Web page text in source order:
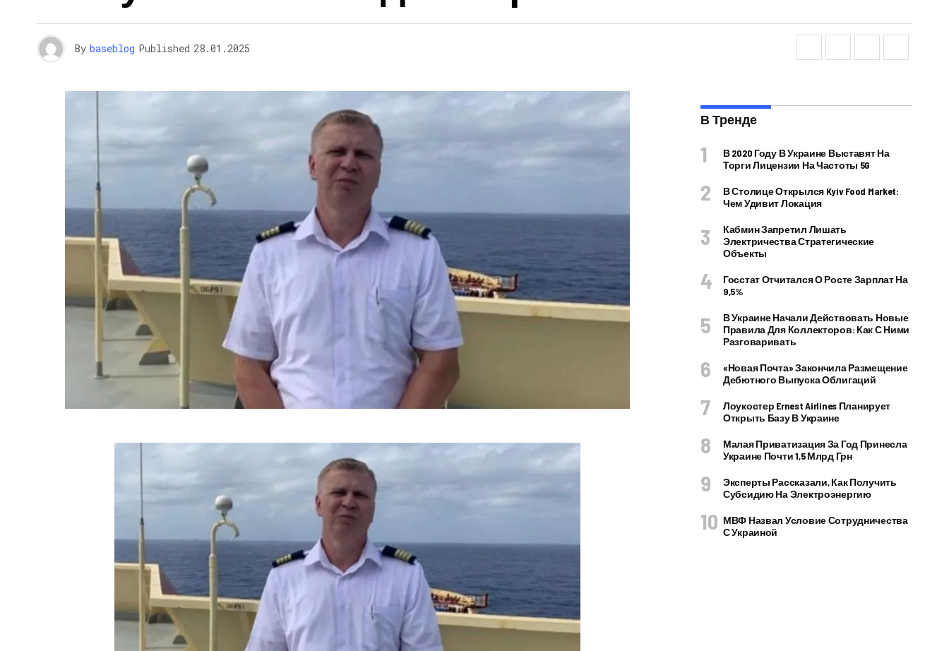
By baseblog Published 28.01.2025
В Тренде
В 2020 Году В Украине Выставят На
Торги Лицензии На Частоты 5G
В Столице Открылся Kyiv Food Market:
Чем Удивит Локация
Кабмин Запретил Лишать
Электричества Стратегические
Объекты
Госстат Отчитался О Росте Зарплат На
9,5%
В Украине Начали Действовать Новые
Правила Для Коллекторов: Как С Ними
Разговаривать
«Новая Почта» Закончила Размещение
Дебютного Выпуска Облигаций
Лоукостер Ernest Airlines Планирует
Открыть Базу В Украине
Малая Приватизация За Год Принесла
Украине Почти 1,5 Млрд Грн
Эксперты Рассказали, Как Получить
Субсидию На Электроэнергию
МВФ Назвал Условие Сотрудничества
С Украиной